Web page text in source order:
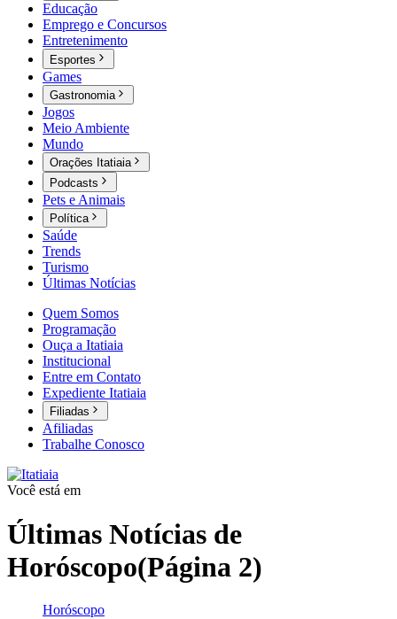
Educação
Emprego e Concursos
Entretenimento
Esportes
Games
Gastronomia
Jogos
Meio Ambiente
Mundo
Orações Itatiaia
Podcasts
Pets e Animais
Política
Saúde
Trends
Turismo
Últimas Notícias
Quem Somos
Programação
Ouça a Itatiaia
Institucional
Entre em Contato
Expediente Itatiaia
Filiadas
Afiliadas
Trabalhe Conosco
Você está em
Últimas Notícias de
Horóscopo(Página 2)
Horóscopo